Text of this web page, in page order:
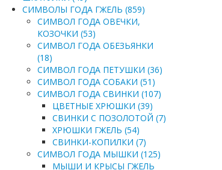
СИМВОЛЫ ГОДА ГЖЕЛЬ (859)
СИМВОЛ ГОДА ОВЕЧКИ,
КОЗОЧКИ (53)
СИМВОЛ ГОДА ОБЕЗЬЯНКИ
(18)
СИМВОЛ ГОДА ПЕТУШКИ (36)
СИМВОЛ ГОДА СОБАКИ (51)
СИМВОЛ ГОДА СВИНКИ (107)
ЦВЕТНЫЕ ХРЮШКИ (39)
СВИНКИ С ПОЗОЛОТОЙ (7)
ХРЮШКИ ГЖЕЛЬ (54)
СВИНКИ-КОПИЛКИ (7)
СИМВОЛ ГОДА МЫШКИ (125)
МЫШИ И КРЫСЫ ГЖЕЛЬ